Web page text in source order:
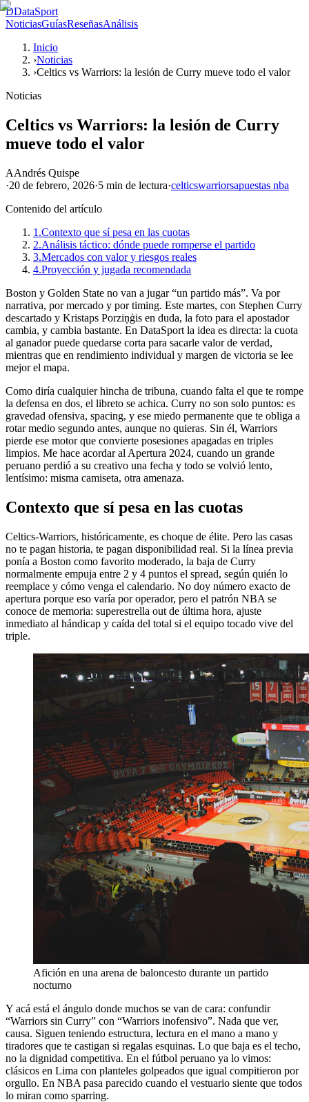
DDataSport
NoticiasGuíasReseñasAnálisis
Inicio
›Noticias
›Celtics vs Warriors: la lesión de Curry mueve todo el valor
Noticias
Celtics vs Warriors: la lesión de Curry
mueve todo el valor
AAndrés Quispe
·20 de febrero, 2026·5 min de lectura·celticswarriorsapuestas nba
Contenido del artículo
1.Contexto que sí pesa en las cuotas
2.Análisis táctico: dónde puede romperse el partido
3.Mercados con valor y riesgos reales
4.Proyección y jugada recomendada
Boston y Golden State no van a jugar “un partido más”. Va por
narrativa, por mercado y por timing. Este martes, con Stephen Curry
descartado y Kristaps Porziņģis en duda, la foto para el apostador
cambia, y cambia bastante. En DataSport la idea es directa: la cuota
al ganador puede quedarse corta para sacarle valor de verdad,
mientras que en rendimiento individual y margen de victoria se lee
mejor el mapa.
Como diría cualquier hincha de tribuna, cuando falta el que te rompe
la defensa en dos, el libreto se achica. Curry no son solo puntos: es
gravedad ofensiva, spacing, y ese miedo permanente que te obliga a
rotar medio segundo antes, aunque no quieras. Sin él, Warriors
pierde ese motor que convierte posesiones apagadas en triples
limpios. Me hace acordar al Apertura 2024, cuando un grande
peruano perdió a su creativo una fecha y todo se volvió lento,
lentísimo: misma camiseta, otra amenaza.
Contexto que sí pesa en las cuotas
Celtics-Warriors, históricamente, es choque de élite. Pero las casas
no te pagan historia, te pagan disponibilidad real. Si la línea previa
ponía a Boston como favorito moderado, la baja de Curry
normalmente empuja entre 2 y 4 puntos el spread, según quién lo
reemplace y cómo venga el calendario. No doy número exacto de
apertura porque eso varía por operador, pero el patrón NBA se
conoce de memoria: superestrella out de última hora, ajuste
inmediato al hándicap y caída del total si el equipo tocado vive del
triple.
Afición en una arena de baloncesto durante un partido
nocturno
Y acá está el ángulo donde muchos se van de cara: confundir
“Warriors sin Curry” con “Warriors inofensivo”. Nada que ver,
causa. Siguen teniendo estructura, lectura en el mano a mano y
tiradores que te castigan si regalas esquinas. Lo que baja es el techo,
no la dignidad competitiva. En el fútbol peruano ya lo vimos:
clásicos en Lima con planteles golpeados que igual compitieron por
orgullo. En NBA pasa parecido cuando el vestuario siente que todos
lo miran como sparring.